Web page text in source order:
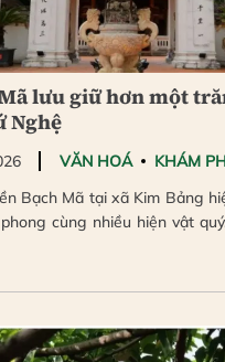
lưu giữ hơn một
Nghệ
VĂN HOÁ
KHÁM
Bạch Mã tại xã Kim Bảng
cùng nhiều hiện vật